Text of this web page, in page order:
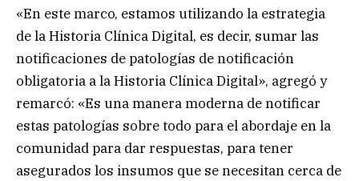
«En este marco, estamos utilizando la estrategia
de la Historia Clínica Digital, es decir, sumar las
notificaciones de patologías de notificación
obligatoria a la Historia Clínica Digital», agregó y
remarcó: «Es una manera moderna de notificar
estas patologías sobre todo para el abordaje en la
comunidad para dar respuestas, para tener
asegurados los insumos que se necesitan cerca de